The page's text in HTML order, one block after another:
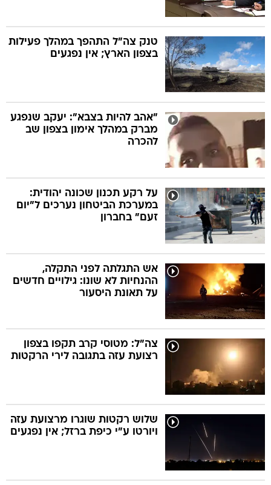
טנק צה"ל התהפך במהלך פעילות
בצפון הארץ; אין נפגעים
"אהב להיות בצבא": יעקב שנפגע
מברק במהלך אימון בצפון שב
להכרה
על רקע תכנון שכונה יהודית:
במערכת הביטחון נערכים ל"יום
זעם" בחברון
אש התגלתה לפני התקלה,
ההנחיות לא שונו: גילויים חדשים
על תאונת היסעור
צה"ל: מטוסי קרב תקפו בצפון
רצועת עזה בתגובה לירי הרקטות
שלוש רקטות שוגרו מרצועת עזה
ויורטו ע"י כיפת ברזל; אין נפגעים